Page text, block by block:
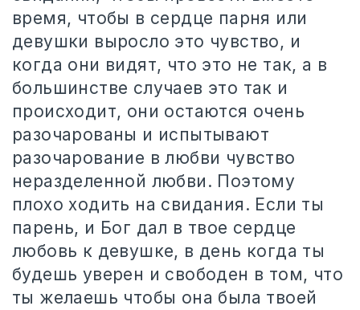
время, чтобы в сердце парня или
девушки выросло это чувство, и
когда они видят, что это не так, а в
большинстве случаев это так и
происходит, они остаются очень
разочарованы и испытывают
разочарование в любви чувство
неразделенной любви. Поэтому
плохо ходить на свидания. Если ты
парень, и Бог дал в твое сердце
любовь к девушке, в день когда ты
будешь уверен и свободен в том, что
ты желаешь чтобы она была твоей